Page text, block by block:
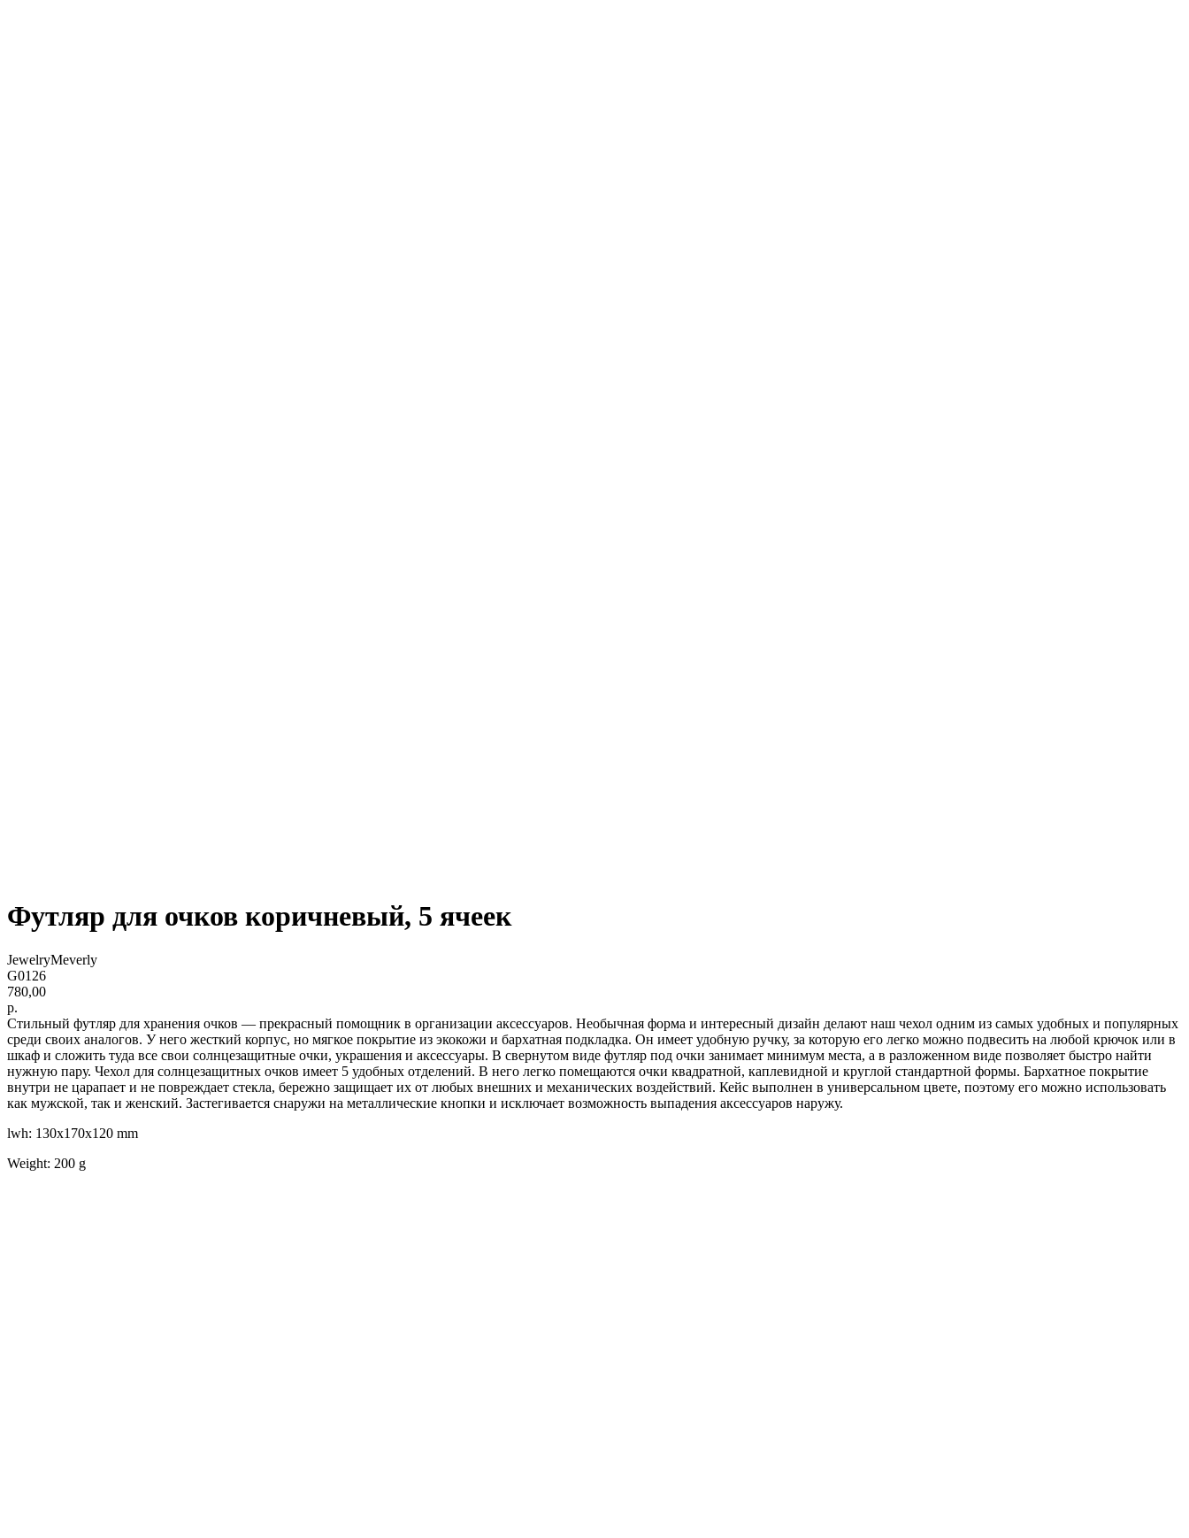
Футляр для очков коричневый, 5 ячеек
JewelryMeverly
G0126
780,00
р.
Стильный футляр для хранения очков — прекрасный помощник в организации аксессуаров. Необычная форма и интересный дизайн делают наш чехол одним из самых удобных и популярных
среди своих аналогов. У него жесткий корпус, но мягкое покрытие из экокожи и бархатная подкладка. Он имеет удобную ручку, за которую его легко можно подвесить на любой крючок или в
шкаф и сложить туда все свои солнцезащитные очки, украшения и аксессуары. В свернутом виде футляр под очки занимает минимум места, а в разложенном виде позволяет быстро найти
нужную пару. Чехол для солнцезащитных очков имеет 5 удобных отделений. В него легко помещаются очки квадратной, каплевидной и круглой стандартной формы. Бархатное покрытие
внутри не царапает и не повреждает стекла, бережно защищает их от любых внешних и механических воздействий. Кейс выполнен в универсальном цвете, поэтому его можно использовать
как мужской, так и женский. Застегивается снаружи на металлические кнопки и исключает возможность выпадения аксессуаров наружу.
lwh: 130x170x120 mm
Weight: 200 g